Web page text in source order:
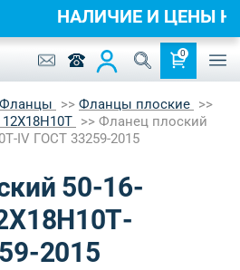
0
Фланцы
Фланцы плоские
Фланец плоский
IV ГОСТ 33259-2015
50-16-
2015
НАЛИЧИЕ И